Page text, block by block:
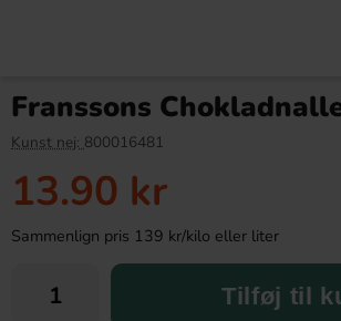
Franssons
Kunst nej: 800016481
13.90 kr
Sammenlign pris 139 kr/kilo eller liter
Tilføj til